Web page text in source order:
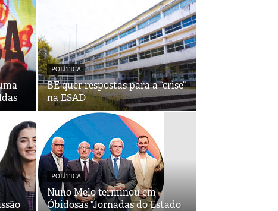
POLÍTICA
BE quer respostas para a “crise”
na ESAD
POLÍTICA
Nuno Melo terminou em
Óbidosas “Jornadas do Estado